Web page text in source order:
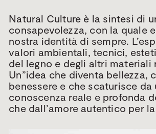
Natural Culture è la sintesi di
consapevolezza, con la quale
nostra identità di sempre.
valori ambientali, tecnici,
del legno e degli altri materiali
Un”idea che diventa bellezza,
benessere e che scaturisce da
conoscenza reale e profonda
che dall’amore autentico per